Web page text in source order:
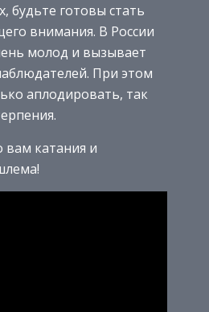
будьте готовы стать
внимания. В России
молод и вызывает
При этом
аплодировать, так
катания и